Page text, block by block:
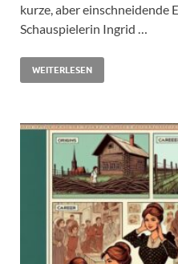
kurze, aber einschneidende
Schauspielerin Ingrid …
WEITERLESEN